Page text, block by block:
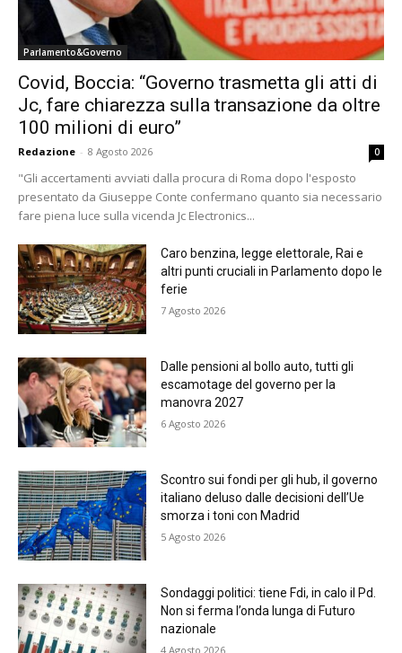
Parlamento&Governo
Covid, Boccia: “Governo trasmetta gli atti di
Jc, fare chiarezza sulla transazione da oltre
100 milioni di euro”
Redazione - 8 Agosto 2026 0
"Gli accertamenti avviati dalla procura di Roma dopo l'esposto
presentato da Giuseppe Conte confermano quanto sia necessario
fare piena luce sulla vicenda Jc Electronics...
Caro benzina, legge elettorale, Rai e
altri punti cruciali in Parlamento dopo le
ferie
7 Agosto 2026
Dalle pensioni al bollo auto, tutti gli
escamotage del governo per la
manovra 2027
6 Agosto 2026
Scontro sui fondi per gli hub, il governo
italiano deluso dalle decisioni dell’Ue
smorza i toni con Madrid
5 Agosto 2026
Sondaggi politici: tiene Fdi, in calo il Pd.
Non si ferma l’onda lunga di Futuro
nazionale
4 Agosto 2026